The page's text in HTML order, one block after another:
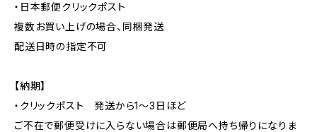
・日本郵便クリックポスト
複数お買い上げの場合、同梱発送
配送日時の指定不可
【納期】
・クリックポスト 発送から1〜3日ほど
ご不在で郵便受けに入らない場合は郵便局へ持ち帰りになりま